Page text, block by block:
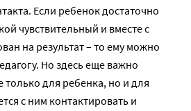
Если ребенок достаточно
чувствительный и вместе с
на результат – то ему можно
Но здесь еще важно
только для ребенка, но и для
с ним контактировать и